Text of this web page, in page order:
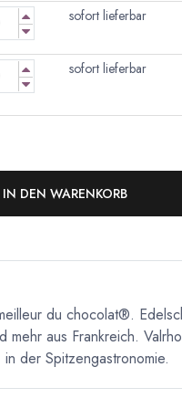
sofort lieferbar
sofort lieferbar
IN DEN WARENKORB
du chocolat®.
mehr aus Frankreich.
der Spitzengastronomie.